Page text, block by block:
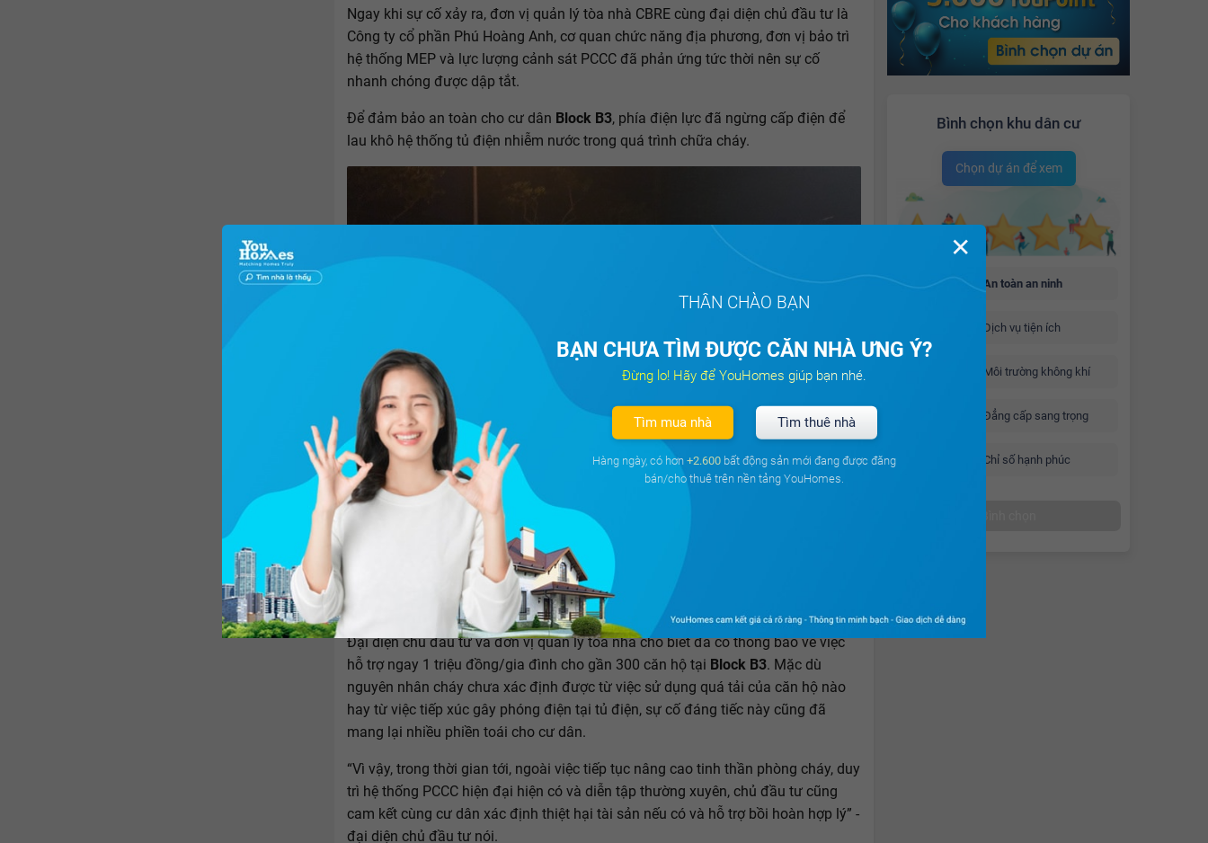
Bình chọn khu dân cư
Chọn dự án để xem
An toàn an ninh
Dịch vụ tiện ích
Môi trường không khí
Đẳng cấp sang trọng
Chỉ số hạnh phúc
Ngay khi sự cố xảy ra, đơn vị quản lý tòa nhà CBRE cùng đại diện chủ đầu tư là
Công ty cổ phần Phú Hoàng Anh, cơ quan chức năng địa phương, đơn vị bảo trì
hệ thống MEP và lực lượng cảnh sát PCCC đã phản ứng tức thời nên sự cố
nhanh chóng được dập tắt.
Để đảm bảo an toàn cho cư dân Block B3, phía điện lực đã ngừng cấp điện để
lau khô hệ thống tủ điện nhiễm nước trong quá trình chữa cháy.
Sự cố cháy xảy ra tại tầng 13 block B3 chung cư The Park Residence nhưng đã được xử lý kịp
thời.
Đại diện chủ đầu tư và đơn vị quản lý tòa nhà cho biết đã có thông báo về việc
hỗ trợ ngay 1 triệu đồng/gia đình cho gần 300 căn hộ tại Block B3. Mặc dù
nguyên nhân cháy chưa xác định được từ việc sử dụng quá tải của căn hộ nào
hay từ việc tiếp xúc gây phóng điện tại tủ điện, sự cố đáng tiếc này cũng đã
mang lại nhiều phiền toái cho cư dân.
“Vì vậy, trong thời gian tới, ngoài việc tiếp tục nâng cao tinh thần phòng cháy, duy
trì hệ thống PCCC hiện đại hiện có và diễn tập thường xuyên, chủ đầu tư cũng
cam kết cùng cư dân xác định thiệt hại tài sản nếu có và hỗ trợ bồi hoàn hợp lý” -
đại diện chủ đầu tư nói.
✕
THÂN CHÀO BẠN
BẠN CHƯA TÌM ĐƯỢC CĂN NHÀ ƯNG Ý?
Đừng lo! Hãy để YouHomes giúp bạn nhé.
Tìm mua nhà Tìm thuê nhà
Hàng ngày, có hơn +2.600 bất động sản mới đang được đăng
bán/cho thuê trên nền tảng YouHomes.